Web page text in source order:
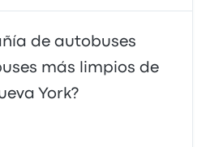
de autobuses
más limpios de
York?